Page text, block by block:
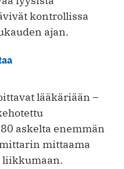
kontrollissa
ajan.
­lääkäriään –
askelta enemmän
mittaama
liikkumaan.